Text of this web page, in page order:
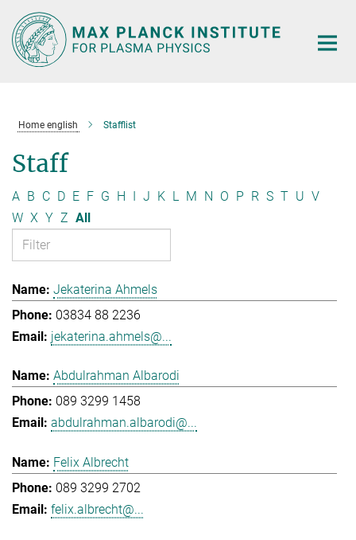
Main-
Content
Home english Stafflist
Staff
A B C D E F G H I J K L M N O P R S T U V
W X Y Z All
Jekaterina Ahmels
03834 88 2236
jekaterina.ahmels@...
Abdulrahman Albarodi
089 3299 1458
abdulrahman.albarodi@...
Felix Albrecht
089 3299 2702
felix.albrecht@...